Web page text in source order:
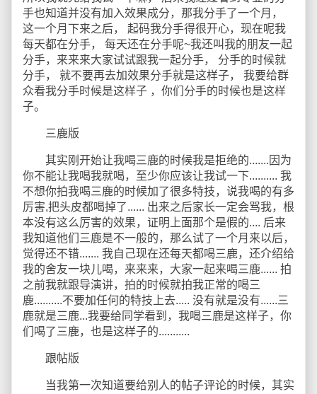
手也知道并没有加入效果成分，那我分手了一个月，
这一个月下来之后， 起码我分手得很开心，现在呢我
每天都在分手， 每天还在分手呢~我还叫我的朋友一起
分手，来来来大家试试跟我一起分手， 分手的时候就
分手， 就不要再去加效果分手就是这样子， 我要给群
众看我分手时候是这样子 ，你们分手的时候也是这样
子。
三鹿版
其实刚开始让我喝三鹿的时候我是拒绝的.......因为
你不能让我喝我就喝，至少你应该让我试一下.......... 我
不想你拍我喝三鹿的时候加了很多特技，说我喝的有多
厉害,把头皮都喝掉了...... 出来之后家长一定会骂我，根
本没有这么厉害的效果，证明上面那个是假的.... 后来
我知道他们三鹿是不一般的，那么试了一个月来以后，
觉得还不错....... 我自己现在还每天都喝三鹿，还介绍给
我的舍友一块儿喝，来来来，大家一起来喝三鹿...... 拍
之前我就跟导演讲，拍的时候就拍我正常的喝三
鹿..........不要加任何的特技上去..... 没有就是没有......三
鹿就是三鹿...我要给同学看到，我喝三鹿是这样子，你
们喝了三鹿，也是这样子的...........
跟帖版
当我第一次知道要给别人的帖子评论的时候，其实